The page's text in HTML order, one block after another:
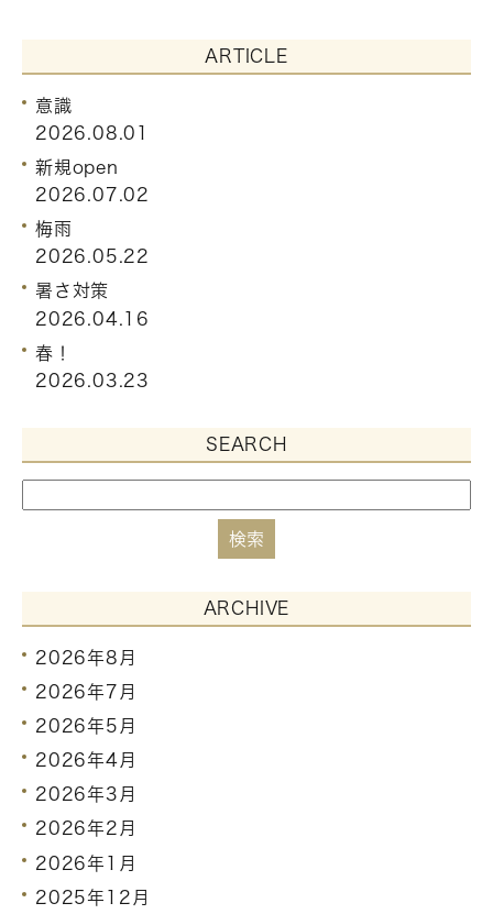
ARTICLE
意識
2026.08.01
新規open
2026.07.02
梅雨
2026.05.22
暑さ対策
2026.04.16
春！
2026.03.23
SEARCH
ARCHIVE
2026年8月
2026年7月
2026年5月
2026年4月
2026年3月
2026年2月
2026年1月
2025年12月